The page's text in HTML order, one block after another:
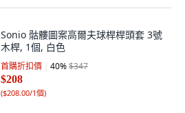
Sonio 骷髏圖案高爾夫球桿桿頭套 3號
木桿, 1個, 白色
首購折扣價 40%$347
$208
($208.00/1個)